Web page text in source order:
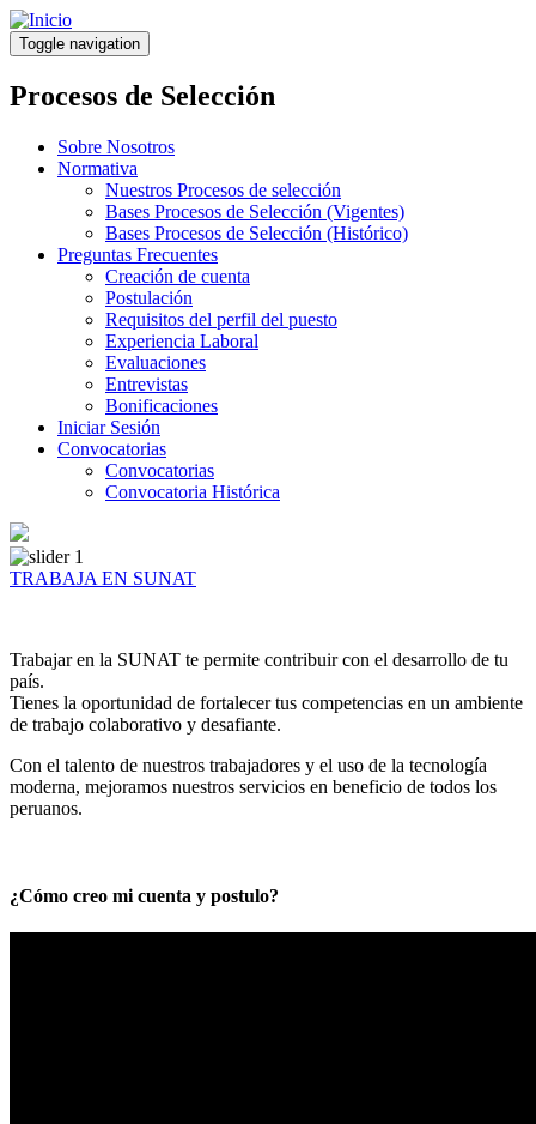
Pasar
al
contenido
principal
Toggle navigation
Procesos de Selección
Sobre Nosotros
Normativa
Nuestros Procesos de selección
Bases Procesos de Selección (Vigentes)
Bases Procesos de Selección (Histórico)
Preguntas Frecuentes
Creación de cuenta
Postulación
Requisitos del perfil del puesto
Experiencia Laboral
Evaluaciones
Entrevistas
Bonificaciones
Iniciar Sesión
Convocatorias
Convocatorias
Convocatoria Histórica
TRABAJA EN SUNAT
Trabajar en la SUNAT te permite contribuir con el desarrollo de tu
país.
Tienes la oportunidad de fortalecer tus competencias en un ambiente
de trabajo colaborativo y desafiante.
Con el talento de nuestros trabajadores y el uso de la tecnología
moderna, mejoramos nuestros servicios en beneficio de todos los
peruanos.
¿Cómo creo mi cuenta y postulo?